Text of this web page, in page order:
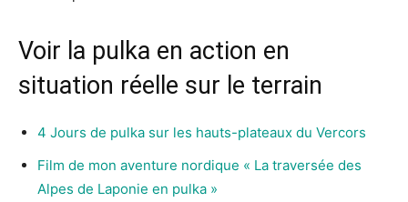
Voir la pulka en action en
situation réelle sur le terrain
4 Jours de pulka sur les hauts-plateaux du Vercors
Film de mon aventure nordique « La traversée des
Alpes de Laponie en pulka »